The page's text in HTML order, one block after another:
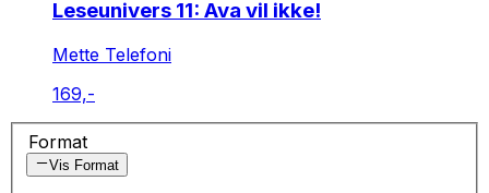
Leseunivers 11: Ava vil ikke!
Mette Telefoni
169,-
Format
Vis Format